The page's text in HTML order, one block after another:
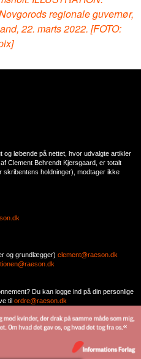
regionale guvernør,
22. marts 2022. [FOTO:
løbende på nettet, hvor udvalgte artikler
Clement Behrendt Kjersgaard, er totalt
holdninger), modtager ikke
og grundlægger) clement@raeson.dk
Du kan logge ind på din personlige
til ordre@raeson.dk